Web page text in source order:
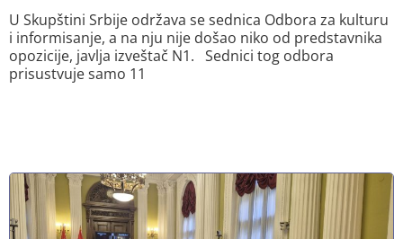
U Skupštini Srbije održava se sednica Odbora za kulturu
i informisanje, a na nju nije došao niko od predstavnika
opozicije, javlja izveštač N1. Sednici tog odbora
prisustvuje samo 11